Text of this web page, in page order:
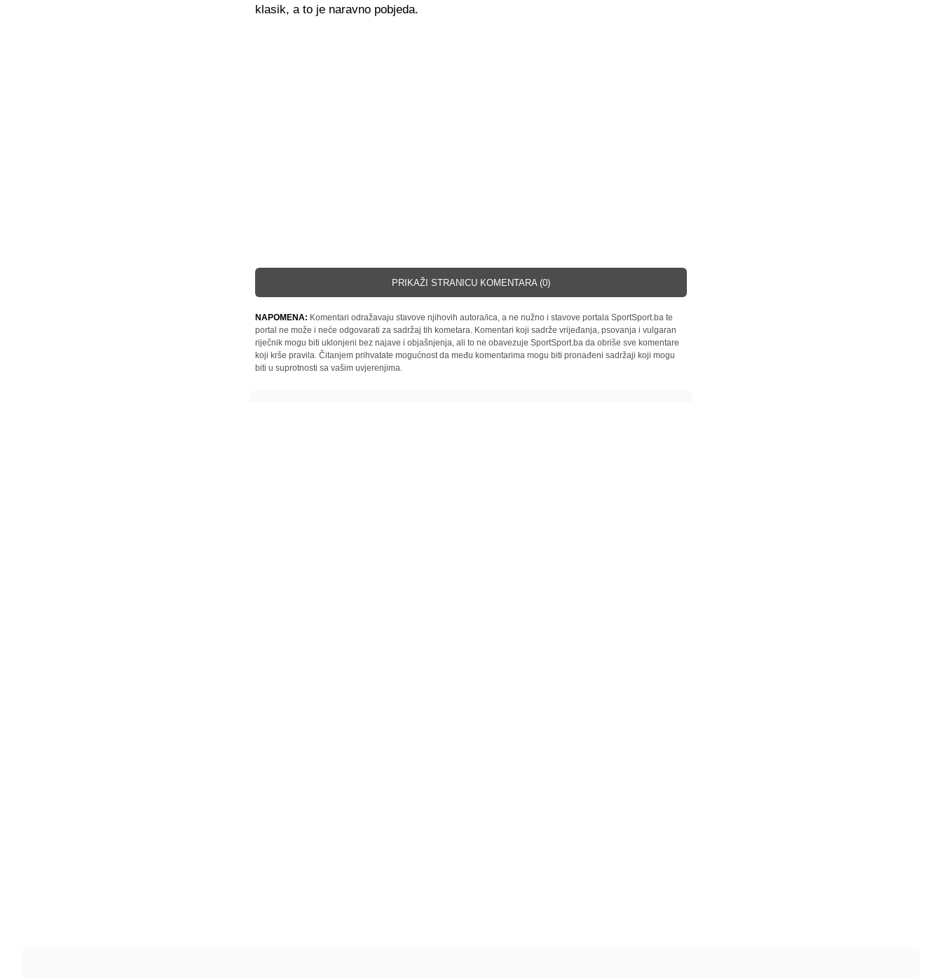
klasik, a to je naravno pobjeda.
PRIKAŽI STRANICU KOMENTARA (0)
NAPOMENA: Komentari odražavaju stavove njihovih autora/ica, a ne nužno i stavove portala SportSport.ba te
portal ne može i neće odgovarati za sadržaj tih kometara. Komentari koji sadrže vrijeđanja, psovanja i vulgaran
riječnik mogu biti uklonjeni bez najave i objašnjenja, ali to ne obavezuje SportSport.ba da obriše sve komentare
koji krše pravila. Čitanjem prihvatate mogućnost da među komentarima mogu biti pronađeni sadržaji koji mogu
biti u suprotnosti sa vašim uvjerenjima.